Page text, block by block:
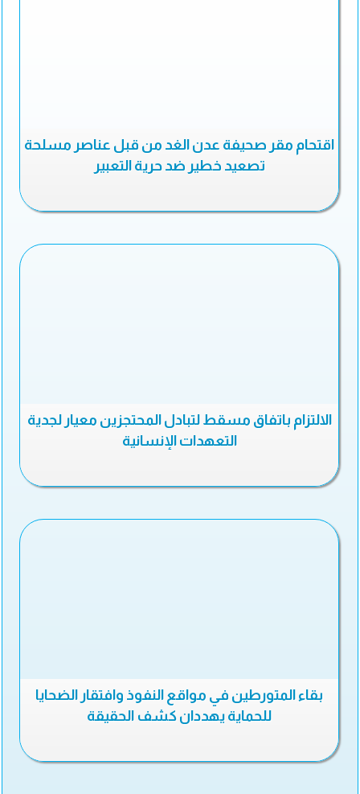
اقتحام مقر صحيفة عدن الغد من قبل عناصر مسلحة
تصعيد خطير ضد حرية التعبير
الالتزام باتفاق مسقط لتبادل المحتجزين معيار لجدية
التعهدات الإنسانية
بقاء المتورطين في مواقع النفوذ وافتقار الضحايا
للحماية يهددان كشف الحقيقة